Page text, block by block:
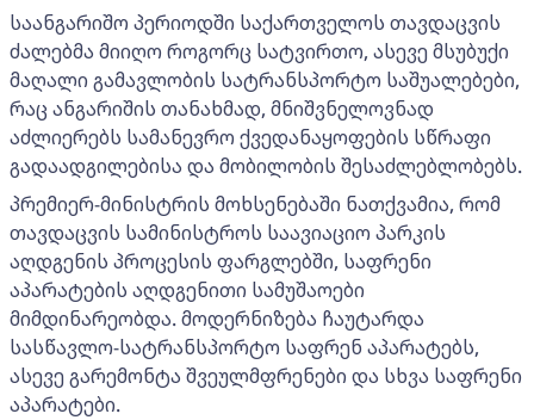
საანგარიშო პერიოდში საქართველოს თავდაცვის
ძალებმა მიიღო როგორც სატვირთო, ასევე მსუბუქი
მაღალი გამავლობის სატრანსპორტო საშუალებები,
რაც ანგარიშის თანახმად, მნიშვნელოვნად
აძლიერებს სამანევრო ქვედანაყოფების სწრაფი
გადაადგილებისა და მობილობის შესაძლებლობებს.
პრემიერ-მინისტრის მოხსენებაში ნათქვამია, რომ
თავდაცვის სამინისტროს საავიაციო პარკის
აღდგენის პროცესის ფარგლებში, საფრენი
აპარატების აღდგენითი სამუშაოები
მიმდინარეობდა. მოდერნიზება ჩაუტარდა
სასწავლო-სატრანსპორტო საფრენ აპარატებს,
ასევე გარემონტა შვეულმფრენები და სხვა საფრენი
აპარატები.